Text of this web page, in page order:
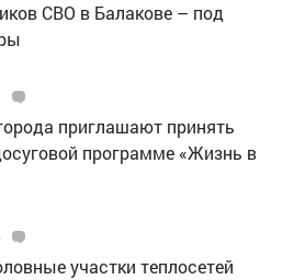
СВО в Балакове – под
приглашают принять
программе «Жизнь в
участки теплосетей